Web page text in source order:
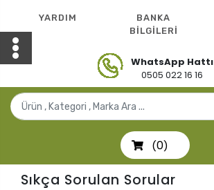
YARDIM
BANKA
BİLGİLERİ
WhatsApp Hattı
0505 022 16 16
(0)
Sıkça Sorulan Sorular